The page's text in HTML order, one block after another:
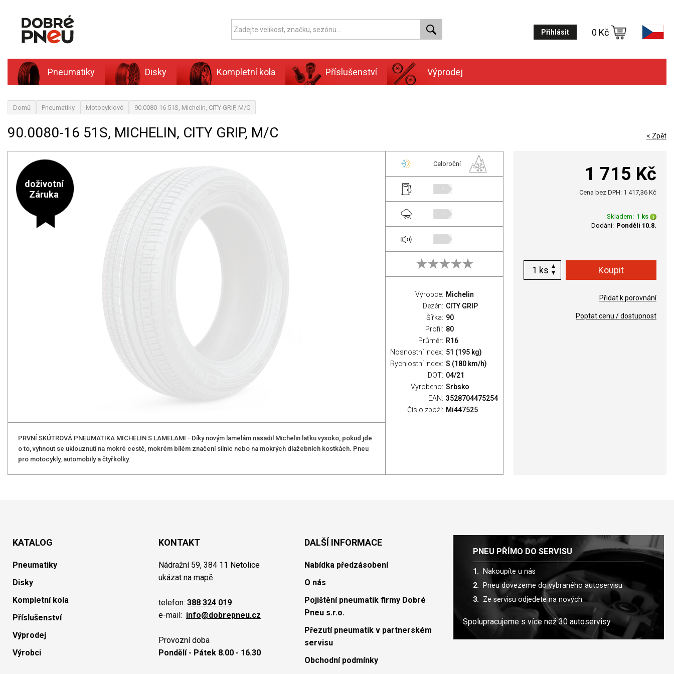
Přihlásit 0 Kč
Pneumatiky Disky Kompletní kola Příslušenství Výprodej
Domů Pneumatiky Motocyklové 90.0080-16 51S, Michelin, CITY GRIP, M/C
90.0080-16 51S, MICHELIN, CITY GRIP, M/C < Zpět
doživotní
Záruka
PRVNÍ SKÚTROVÁ PNEUMATIKA MICHELIN S LAMELAMI - Díky novým lamelám nasadil Michelin laťku vysoko, pokud jde
o to, vyhnout se uklouznutí na mokré cestě, mokrém bílém značení silnic nebo na mokrých dlažebních kostkách. Pneu
pro motocykly, automobily a čtyřkolky.
Celoroční
-
-
-
Výrobce: Michelin
Dezén: CITY GRIP
Šířka: 90
Profil: 80
Průměr: R16
Nosnostní index: 51 (195 kg)
Rychlostní index: S (180 km/h)
DOT: 04/21
Vyrobeno: Srbsko
EAN: 3528704475254
Číslo zboží: Mi447525
1 715 Kč
Cena bez DPH: 1 417,36 Kč
Skladem: 1 ks
Dodání: Pondělí 10.8.
ks
Přidat k porovnání
Poptat cenu / dostupnost
KATALOG
Pneumatiky
Disky
Kompletní kola
Příslušenství
Výprodej
Výrobci
KONTAKT
Nádražní 59, 384 11 Netolice
ukázat na mapě
telefon: 388 324 019
e-mail: info@dobrepneu.cz
Provozní doba
Pondělí - Pátek 8.00 - 16.30
DALŠÍ INFORMACE
Nabídka předzásobení
O nás
Pojištění pneumatik firmy Dobré
Pneu s.r.o.
Přezutí pneumatik v partnerském
servisu
Obchodní podmínky
PNEU PŘÍMO DO SERVISU
Nakoupíte u nás
Pneu dovezeme do vybraného autoservisu
Ze servisu odjedete na nových
Spolupracujeme s více než 30 autoservisy